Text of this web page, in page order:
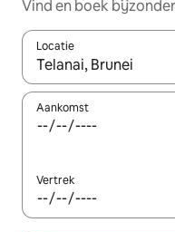
Vind en boek
Locatie
Wanneer er resultaten
Aankomst
Vertrek